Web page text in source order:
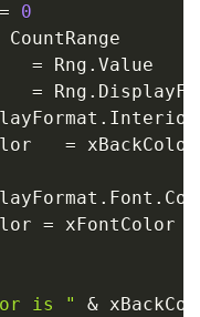
=
0
CountRange
= Rng . Value
= Rng .
. Interior
=
. Font .
= xFontColor
is " &